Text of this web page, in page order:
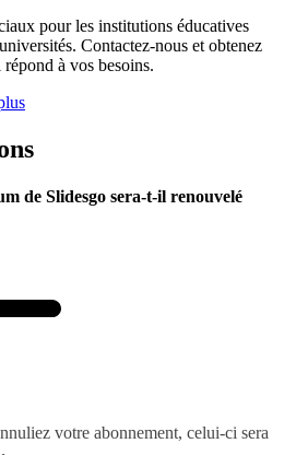
pour les institutions éducatives
Contactez-nous et obtenez
à vos besoins.
de Slidesgo sera-t-il renouvelé
votre abonnement, celui-ci sera